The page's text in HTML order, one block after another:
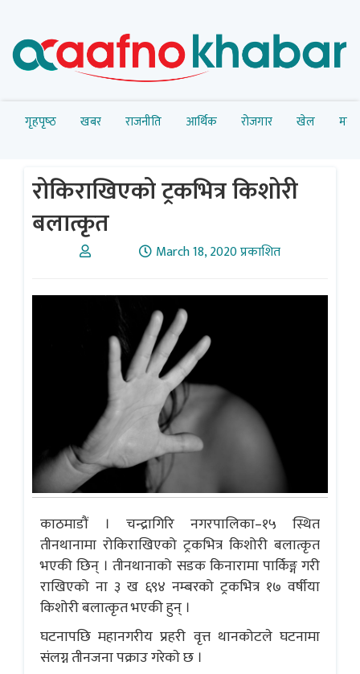
गृहपृष्‍ठ खबर राजनीति आर्थिक रोजगार खेल
रोकिराखिएको ट्रकभित्र किशोरी
बलात्कृत
March 18, 2020 प्रकाशित
काठमाडौं । चन्द्रागिरि नगरपालिका–१५ स्थित
तीनथानामा रोकिराखिएको ट्रकभित्र किशोरी बलात्कृत
भएकी छिन् । तीनथानाको सडक किनारामा पार्किङ्ग गरी
राखिएको ना ३ ख ६९४ नम्बरको ट्रकभित्र १७ वर्षीया
किशोरी बलात्कृत भएकी हुन् ।
घटनापछि महानगरीय प्रहरी वृत्त थानकोटले घटनामा
संलग्न तीनजना पक्राउ गरेकाे छ ।